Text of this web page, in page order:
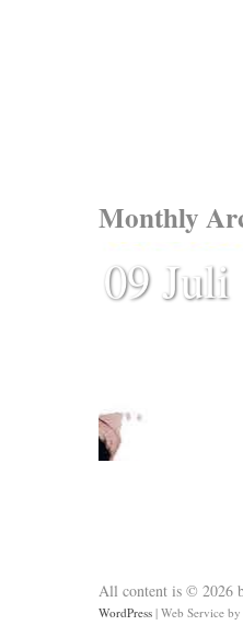
Monthly
09 Juli
All content is © 2026
WordPress | Web Service